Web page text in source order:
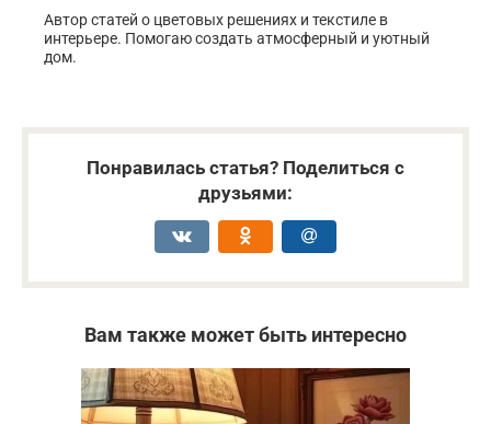
Автор статей о цветовых решениях и текстиле в
интерьере. Помогаю создать атмосферный и уютный
дом.
Понравилась статья? Поделиться с
друзьями:
Вам также может быть интересно